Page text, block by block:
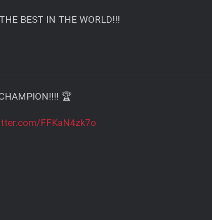
BEST IN THE WORLD!!!
🏆
FFKaN4zk7o